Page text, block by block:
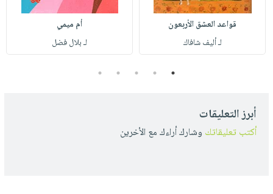
قواعد العشق الأربعون
لـ أليف شافاك
أم ميمي
لـ بلال فضل
1
2
3
4
5
أبرز التعليقات
أكتب تعليقاتك وشارك أراءك مع الأخرين